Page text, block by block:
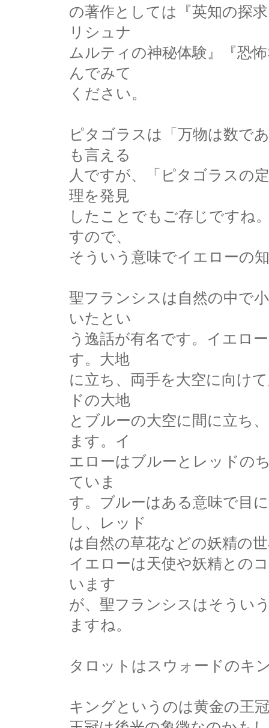
の著作としては『英知の探
リシュナ
ムルティの神秘体験』『恐
んでみて
ください。
ピタゴラスは「万物は数で
も言える
人ですが、「ピタゴラスの
理を発見
したことでもご存じですね
すので、
そういう意味でイエローの
聖フランシスは自然の中で
いたとい
う逸話が有名です。イエロ
す。大地
に立ち、両手を大空に向け
ドの大地
とブルーの大空に間に立ち
ます。イ
エローはブルーとレッドの
ていま
す。ブルーはある意味で目
し、レッド
は自然の草花などの妖精の
イエローは天使や妖精との
います
が、聖フランシスはそうい
ますね。
タロットはスウォードのキ
キングというのは黄金の王